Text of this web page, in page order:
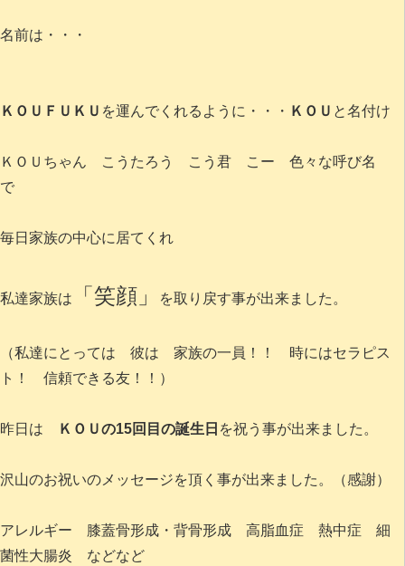
名前は・・・
ＫＯＵＦＵＫＵ を運んでくれるように・・・ ＫＯＵ と名付け
ＫＯＵちゃん こうたろう こう君 こー 色々な呼び名
で
毎日家族の中心に居てくれ
私達家族は 「笑顔」 を取り戻す事が出来ました。
（私達にとっては 彼は 家族の一員！！ 時にはセラピス
ト！ 信頼できる友！！）
昨日は ＫＯＵの15回目の誕生日 を祝う事が出来ました。
沢山のお祝いのメッセージを頂く事が出来ました。（感謝）
アレルギー 膝蓋骨形成・背骨形成 高脂血症 熱中症 細
菌性大腸炎 などなど